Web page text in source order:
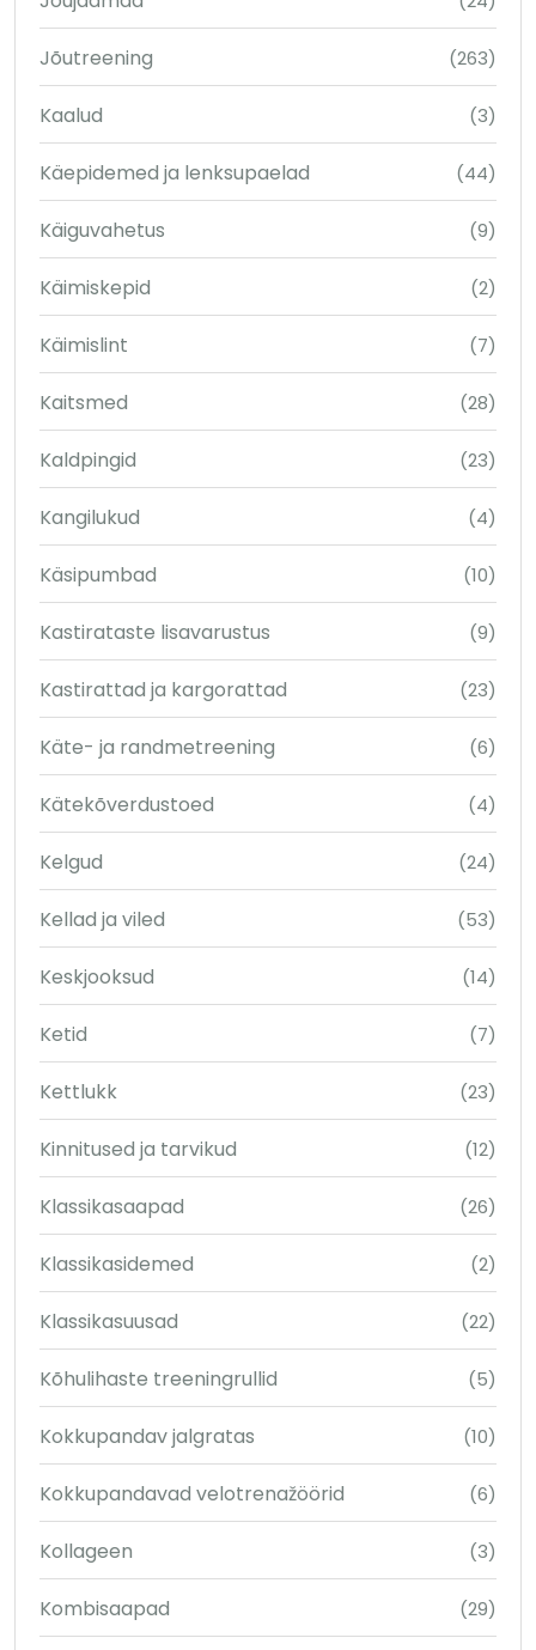
Jõutreening (263)
Kaalud (3)
Käepidemed ja lenksupaelad (44)
Käiguvahetus (9)
Käimiskepid (2)
Käimislint (7)
Kaitsmed (28)
Kaldpingid (23)
Kangilukud (4)
Käsipumbad (10)
Kastirataste lisavarustus (9)
Kastirattad ja kargorattad (23)
Käte- ja randmetreening (6)
Kätekõverdustoed (4)
Kelgud (24)
Kellad ja viled (53)
Keskjooksud (14)
Ketid (7)
Kettlukk (23)
Kinnitused ja tarvikud (12)
Klassikasaapad (26)
Klassikasidemed (2)
Klassikasuusad (22)
Kõhulihaste treeningrullid (5)
Kokkupandav jalgratas (10)
Kokkupandavad velotrenažöörid (6)
Kollageen (3)
Kombisaapad (29)